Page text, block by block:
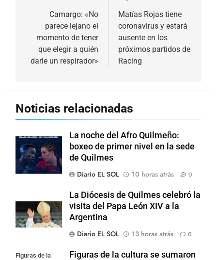
entradas
Camargo: «No
parece lejano el
momento de tener
que elegir a quién
darle un respirador»
Matías Rojas tiene
coronavirus y estará
ausente en los
próximos partidos de
Racing
Noticias relacionadas
La noche del Afro Quilmeño:
boxeo de primer nivel en la sede
de Quilmes
Diario EL SOL
10 horas atrás 0
La Diócesis de Quilmes celebró la
visita del Papa León XIV a la
Argentina
Diario EL SOL
13 horas atrás 0
Figuras de la
Figuras de la cultura se sumaron